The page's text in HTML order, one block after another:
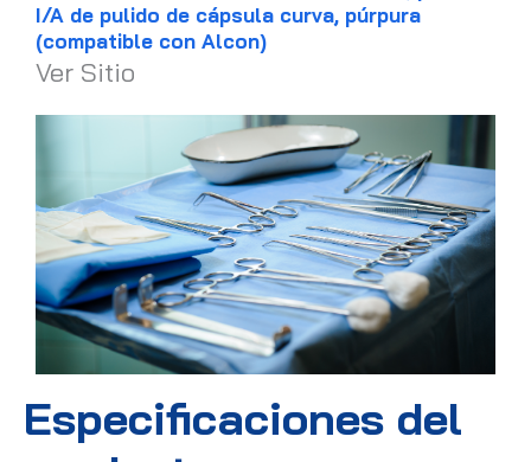
I/A de pulido de cápsula curva, púrpura
(compatible con Alcon)
Ver Sitio
Especificaciones del